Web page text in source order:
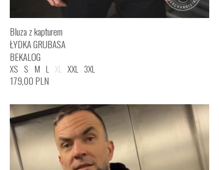
Bluza z kapturem
ŁYDKA GRUBASA
BEKALOG
XS S M L XL XXL 3XL
179,00 PLN